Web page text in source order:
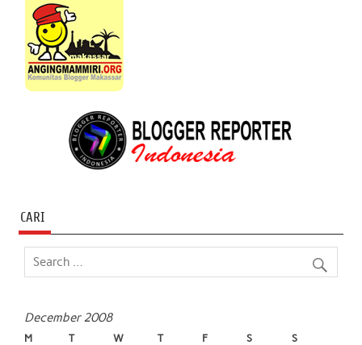
CARI
December 2008
M T W T F S S